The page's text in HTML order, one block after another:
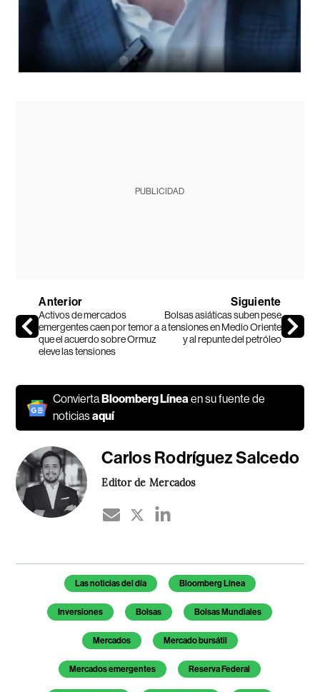
PUBLICIDAD
Anterior
Activos de mercados
emergentes caen por temor a
que el acuerdo sobre Ormuz
eleve las tensiones
Siguiente
Bolsas asiáticas suben pese
a tensiones en Medio Oriente
y al repunte del petróleo
Convierta Bloomberg Líneaen su fuente de
noticiasaquí
Carlos Rodríguez Salcedo
Editor de Mercados
Temas de este artículo
Las noticias del día Bloomberg Línea
Inversiones Bolsas Bolsas Mundiales
Mercados Mercado bursátil
Mercados emergentes Reserva Federal